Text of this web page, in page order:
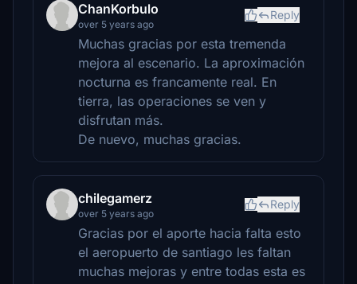
ChanKorbulo
over 5 years ago
Reply
Muchas gracias por esta tremenda
mejora al escenario. La aproximación
nocturna es francamente real. En
tierra, las operaciones se ven y
disfrutan más.
De nuevo, muchas gracias.
chilegamerz
over 5 years ago
Reply
Gracias por el aporte hacia falta esto
el aeropuerto de santiago les faltan
muchas mejoras y entre todas esta es